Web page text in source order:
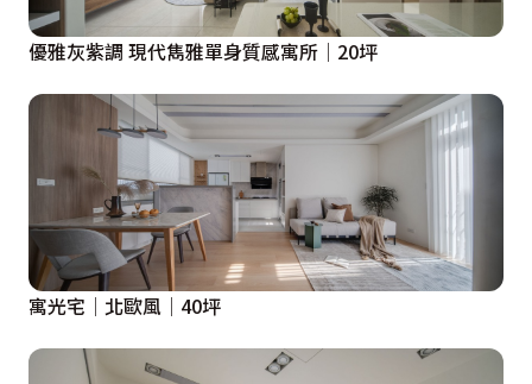
優雅灰紫調 現代雋雅單身質感寓所│20坪
寓光宅│北歐風│40坪